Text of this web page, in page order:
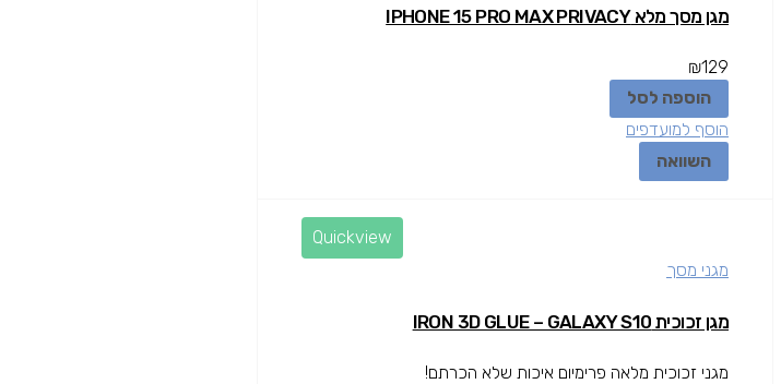
מגן מסך מלא IPHONE 15 PRO MAX PRIVACY
₪129
הוספה לסל
הוסף למועדפים
השוואה
Quickview
מגני מסך
מגן זכוכית IRON 3D GLUE – GALAXY S10
מגני זכוכית מלאה פרימיום איכות שלא הכרתם!